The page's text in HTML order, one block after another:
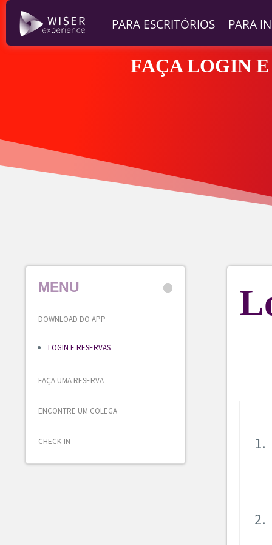
PARA ESCRITÓRIOS PARA
FAÇA LOGIN E
MENU
DOWNLOAD DO APP
LOGIN E RESERVAS
FAÇA UMA RESERVA
ENCONTRE UM COLEGA
CHECK-IN 1.
2.